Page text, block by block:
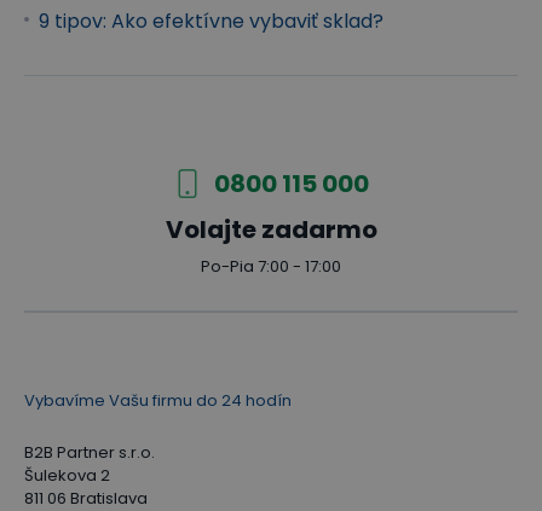
9 tipov: Ako efektívne vybaviť sklad?
0800 115 000
Volajte zadarmo
Po-Pia 7:00 - 17:00
Vybavíme Vašu firmu do 24 hodín
B2B Partner s.r.o.
Šulekova 2
811 06 Bratislava